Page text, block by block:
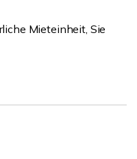
Mieteinheit, Sie